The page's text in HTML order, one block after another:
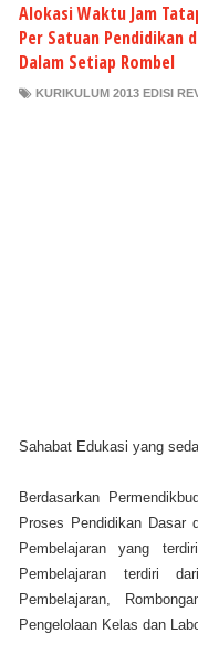
Alokasi Waktu Jam
Per Satuan Pendidikan
Dalam Setiap Rombel
KURIKULUM 2013 EDISI
Sahabat Edukasi yang
Berdasarkan
Proses Pendidikan Dasar
Pembelajaran yang
Pembelajaran terdiri
Pembelajaran,
Pengelolaan Kelas dan